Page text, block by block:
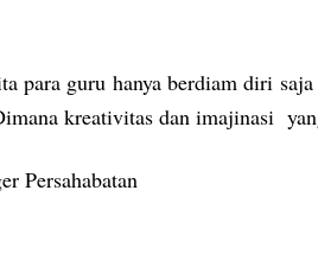
para guru hanya berdiam diri
kreativitas dan imajinasi
Persahabatan